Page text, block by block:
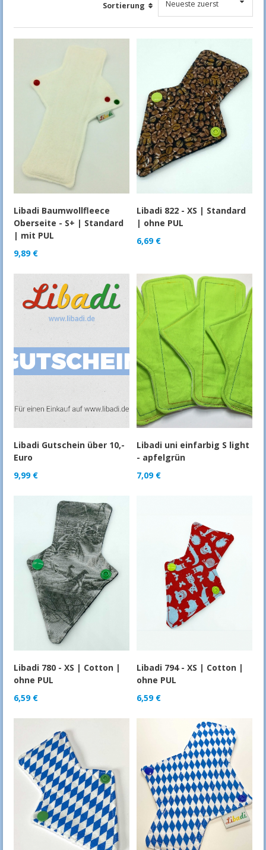
Sortierung
Libadi Baumwollfleece
Oberseite - S+ | Standard
| mit PUL
9,89 €
Libadi 822 - XS | Standard
| ohne PUL
6,69 €
Libadi Gutschein über 10,-
Euro
9,99 €
Libadi uni einfarbig S light
- apfelgrün
7,09 €
Libadi 780 - XS | Cotton |
ohne PUL
6,59 €
Libadi 794 - XS | Cotton |
ohne PUL
6,59 €